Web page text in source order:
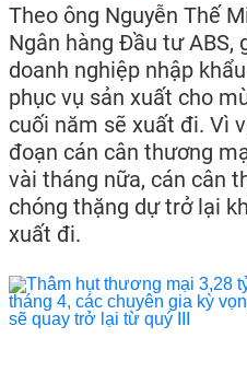
Theo ông Nguyễn Thế
Ngân hàng Đầu tư ABS,
doanh nghiệp nhập
phục vụ sản xuất cho
cuối năm sẽ xuất đi. Vì
đoạn cán cân thương
vài tháng nữa, cán cân
chóng thặng dự trở lại
xuất đi.